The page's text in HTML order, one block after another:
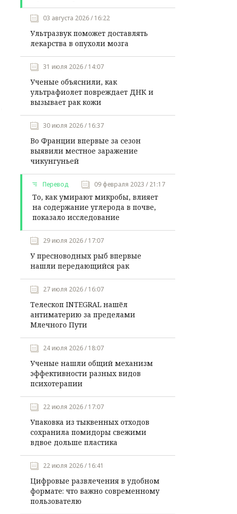
03 августа 2026 / 16:22
Ультразвук поможет доставлять
лекарства в опухоли мозга
31 июля 2026 / 14:07
Ученые объяснили, как
ультрафиолет повреждает ДНК и
вызывает рак кожи
30 июля 2026 / 16:37
Во Франции впервые за сезон
выявили местное заражение
чикунгуньей
Перевод 09 февраля 2023 / 21:17
То, как умирают микробы, влияет
на содержание углерода в почве,
показало исследование
29 июля 2026 / 17:07
У пресноводных рыб впервые
нашли передающийся рак
27 июля 2026 / 16:07
Телескоп INTEGRAL нашёл
антиматерию за пределами
Млечного Пути
24 июля 2026 / 18:07
Ученые нашли общий механизм
эффективности разных видов
психотерапии
22 июля 2026 / 17:07
Упаковка из тыквенных отходов
сохранила помидоры свежими
вдвое дольше пластика
22 июля 2026 / 16:41
Цифровые развлечения в удобном
формате: что важно современному
пользователю